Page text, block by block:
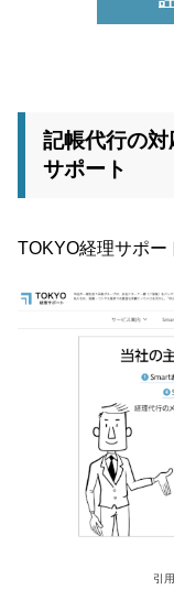
記帳代行の
サポート
TOKYO経理サポー
引